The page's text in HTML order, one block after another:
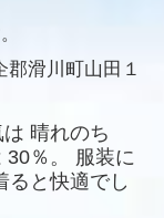
滑川町山田１
晴れのち
30％。
服装に
ると快適でし